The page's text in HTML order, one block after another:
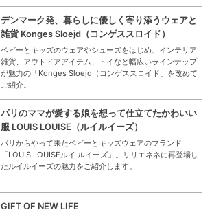
デンマーク発、暮らしに優しく寄り添うウェアと
雑貨 Konges Sloejd（コンゲススロイド）
ベビーとキッズのウェアやシューズをはじめ、インテリア
雑貨、アウトドアアイテム、トイなど幅広いラインナップ
が魅力の「Konges Sloejd（コンゲススロイド」を改めて
ご紹介。
パリのママが愛する娘を想って仕立てたかわいい
服 LOUIS LOUISE（ルイルイーズ）
パリからやって来たベビーとキッズウェアのブランド
「LOUIS LOUISEルイ ルイーズ」。リリエネネに再登場し
たルイルイーズの魅力をご紹介します。
GIFT OF NEW LIFE